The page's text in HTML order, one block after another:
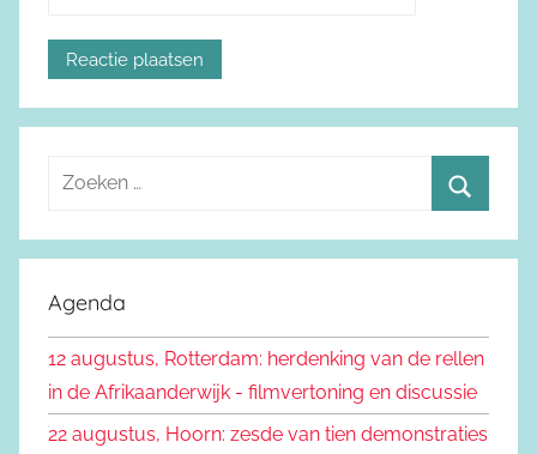
e
e
n
a
o
e
n
Agenda
12 augustus, Rotterdam: herdenking van de rellen
in de Afrikaanderwijk - filmvertoning en discussie
22 augustus, Hoorn: zesde van tien demonstraties